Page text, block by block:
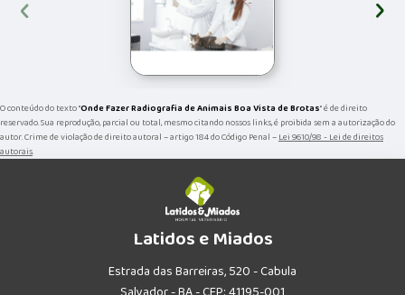
O conteúdo do texto "Onde Fazer Radiografia de Animais Boa Vista de Brotas" é de direito
reservado. Sua reprodução, parcial ou total, mesmo citando nossos links, é proibida sem a autorização do
autor. Crime de violação de direito autoral – artigo 184 do Código Penal –Lei 9610/98 - Lei de direitos
autorais.
Latidos e Miados
Estrada das Barreiras, 520 - Cabula